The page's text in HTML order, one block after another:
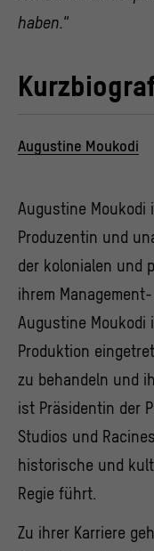
haben.“
Augustine Moukodi
Augustine Moukodi
Produzentin und
der kolonialen und
ihrem
Augustine Moukodi
Produktion
zu behandeln und
ist Präsidentin der
Studios und
historische und
Regie führt.
Zu ihrer Karriere